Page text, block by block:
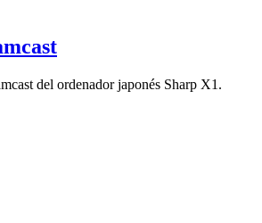
del ordenador japonés Sharp X1.